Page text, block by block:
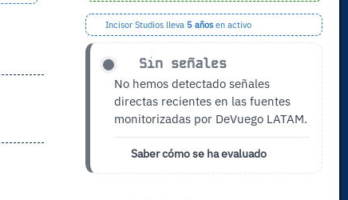
Incisor Studios lleva 5 añosen activo
Sin señales
No hemos detectado señales
directas recientes en las fuentes
monitorizadas por DeVuego LATAM.
Saber cómo se ha evaluado